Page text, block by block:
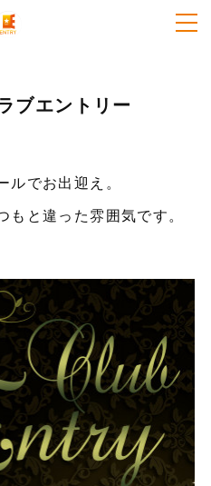
ブエントリー
でお出迎え。
と違った雰囲気です。